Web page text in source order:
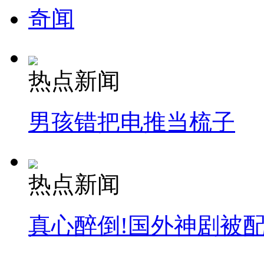
奇闻
热点新闻
男孩错把电推当梳子
热点新闻
真心醉倒!国外神剧被